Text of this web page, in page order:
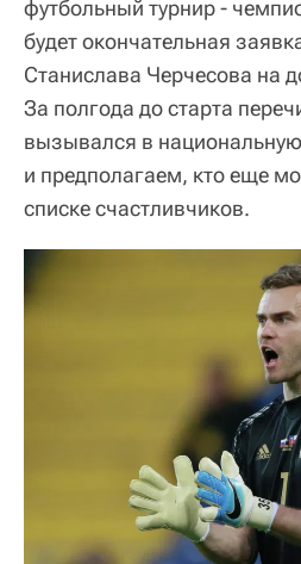
футбольный турнир -
будет окончательная
Станислава Черчесова на
За полгода до старта
вызывался в
и предполагаем, кто еще
списке счастливчиков.